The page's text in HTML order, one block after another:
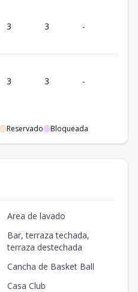
3 3 -
3 3 -
Reservado Bloqueada
Area de lavado
Bar, terraza techada,
terraza destechada
Cancha de Basket Ball
Casa Club